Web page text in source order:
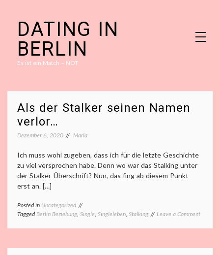
contentDATING IN
BERLIN
Es ist ein Match – NOT
Als der Stalker seinen Namen
verlor…
Dezember 6, 2020 Marla
Ich muss wohl zugeben, dass ich für die letzte Geschichte
zu viel versprochen habe. Denn wo war das Stalking unter
der Stalker-Überschrift? Nun, das fing ab diesem Punkt
erst an. […]
Posted in Uncategorized
TaggedBerlin Beziehung, Single, Singleleben, Stalking Leave a Commenton
seinen